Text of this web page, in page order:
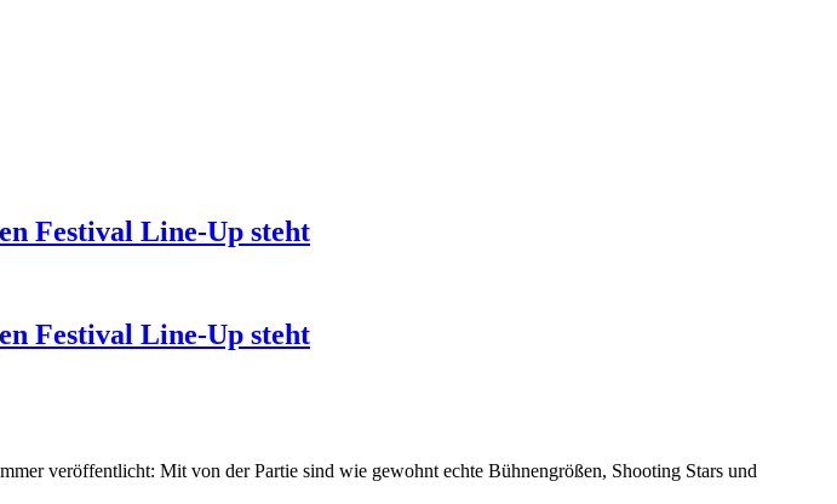
Festival Line-Up steht
Festival Line-Up steht
veröffentlicht: Mit von der Partie sind wie gewohnt echte Bühnengrößen, Shooting Stars und